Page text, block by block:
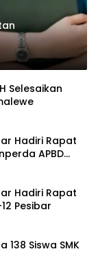
Selesaikan
Hadiri Rapat
APBD
Hadiri Rapat
Pesibar
138 Siswa SMK